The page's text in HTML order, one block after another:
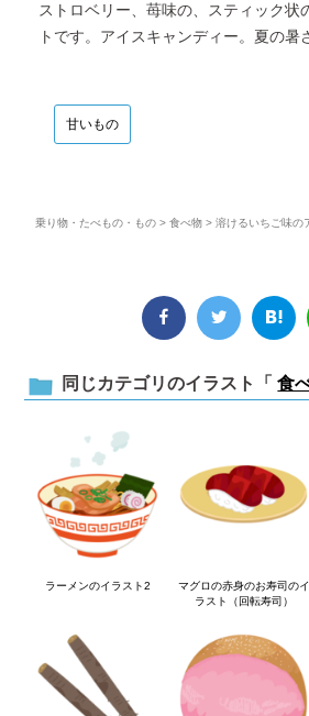
ストロベリー、苺味の、スティック状
トです。アイスキャンディー。夏の暑
甘いもの
乗り物・たべもの・もの >食べ物 > 溶けるいちご味の
同じカテゴリのイラスト「 食
ラーメンのイラスト2
マグロの赤身のお寿司のイ
ラスト（回転寿司）